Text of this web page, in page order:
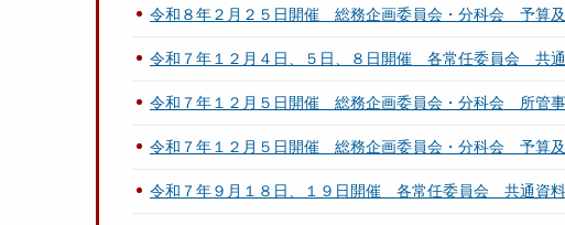
令和８年２月２５日開催 総務企画委員会・分科会 予算及
令和７年１２月４日、５日、８日開催 各常任委員会 共
令和７年１２月５日開催 総務企画委員会・分科会 所管
令和７年１２月５日開催 総務企画委員会・分科会 予算
令和７年９月１８日、１９日開催 各常任委員会 共通資料